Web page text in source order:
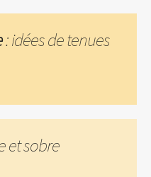
: idées de tenues
et sobre